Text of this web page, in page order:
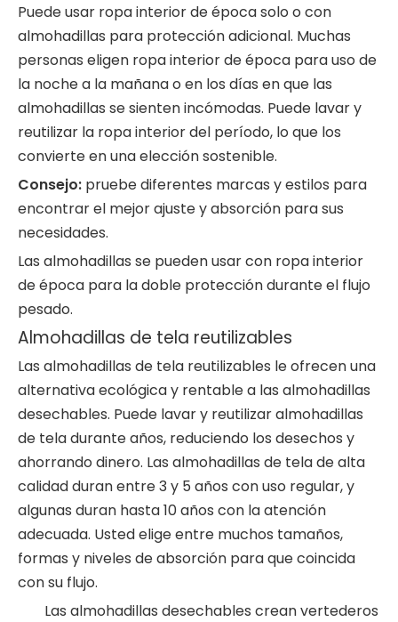
Puede usar ropa interior de época solo o con
almohadillas para protección adicional. Muchas
personas eligen ropa interior de época para uso de
la noche a la mañana o en los días en que las
almohadillas se sienten incómodas. Puede lavar y
reutilizar la ropa interior del período, lo que los
convierte en una elección sostenible.
Consejo: pruebe diferentes marcas y estilos para
encontrar el mejor ajuste y absorción para sus
necesidades.
Las almohadillas se pueden usar con ropa interior
de época para la doble protección durante el flujo
pesado.
Almohadillas de tela reutilizables
Las almohadillas de tela reutilizables le ofrecen una
alternativa ecológica y rentable a las almohadillas
desechables. Puede lavar y reutilizar almohadillas
de tela durante años, reduciendo los desechos y
ahorrando dinero. Las almohadillas de tela de alta
calidad duran entre 3 y 5 años con uso regular, y
algunas duran hasta 10 años con la atención
adecuada. Usted elige entre muchos tamaños,
formas y niveles de absorción para que coincida
con su flujo.
Las almohadillas desechables crean vertederos